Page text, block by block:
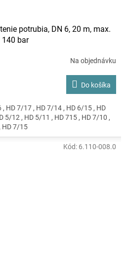
potrubia, DN 6, 20 m, max.
140 bar
Na objednávku
Do košíka
HD 7/17 , HD 7/14 , HD 6/15 , HD
5/12 , HD 5/11 , HD 715 , HD 7/10 ,
HD 7/15
Kód: 6.110-008.0